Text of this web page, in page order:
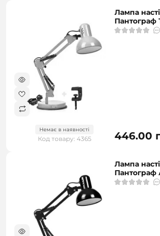
Немає в наявності
Код товару: 4365
Лампа
Пантограф
446.00
Лампа
Пантограф